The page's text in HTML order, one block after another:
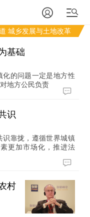
城乡发展与土地改革
基础
化的问题一定是地方性
地方公民负责
识
识靠拢，遵循世界城镇
更加市场化，推进法
村